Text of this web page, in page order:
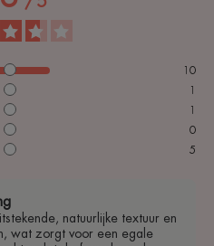
10
0
5
natuurlijke textuur en
wat zorgt voor een egale